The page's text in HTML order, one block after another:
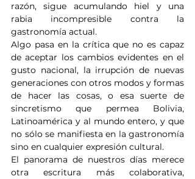
razón, sigue acumulando hiel y una
rabia incompresible contra la
gastronomía actual.
Algo pasa en la crítica que no es capaz
de aceptar los cambios evidentes en el
gusto nacional, la irrupción de nuevas
generaciones con otros modos y formas
de hacer las cosas, o esa suerte de
sincretismo que permea Bolivia,
Latinoamérica y al mundo entero, y que
no sólo se manifiesta en la gastronomía
sino en cualquier expresión cultural.
El panorama de nuestros días merece
otra escritura más colaborativa,